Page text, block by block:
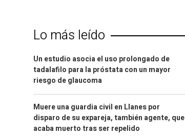
Lo más leído
Un estudio asocia el uso prolongado de
tadalafilo para la próstata con un mayor
riesgo de glaucoma
Muere una guardia civil en Llanes por
disparo de su expareja, también agente, que
acaba muerto tras ser repelido